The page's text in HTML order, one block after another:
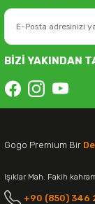
BİZİ YAKINDAN
Gogo Premium Bir
Işıklar Mah. Fakih
+90 (850) 346